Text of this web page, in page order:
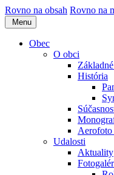
Rovno na obsah Rovno na
Menu
Obec
O obci
História
Aerofoto
Udalosti
Aktuality